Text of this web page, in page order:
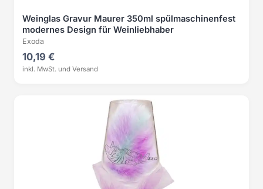
Weinglas Gravur Maurer 350ml spülmaschinenfest
modernes Design für Weinliebhaber
Exoda
10,19 €
inkl. MwSt. und Versand